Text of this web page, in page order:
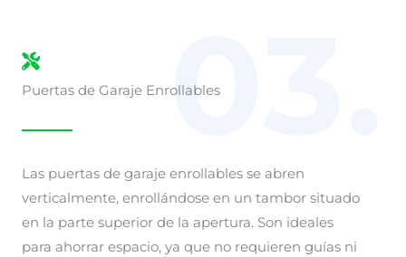
Puertas de Garaje Enrollables03.
Las puertas de garaje enrollables se abren
verticalmente, enrollándose en un tambor situado
en la parte superior de la apertura. Son ideales
para ahorrar espacio, ya que no requieren guías ni